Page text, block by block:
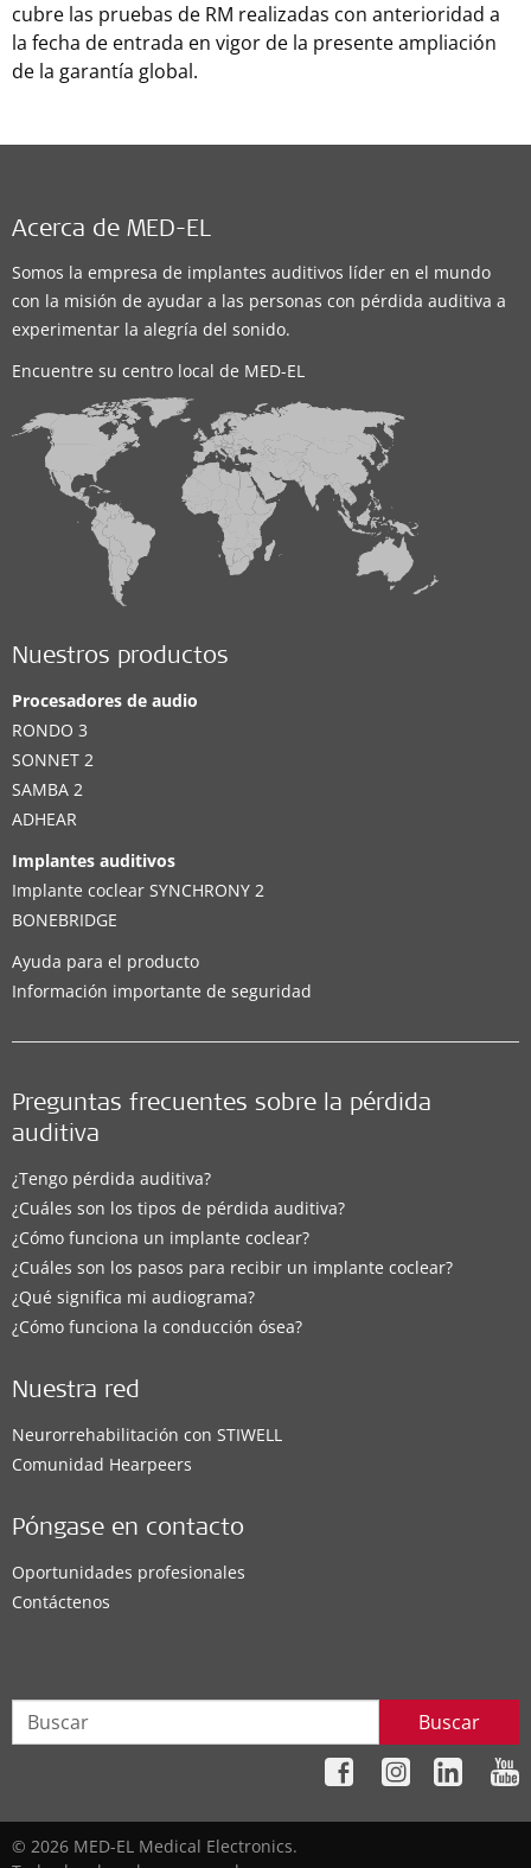
cubre las pruebas de RM realizadas con anterioridad a
la fecha de entrada en vigor de la presente ampliación
de la garantía global.
Acerca de MED-EL
Somos la empresa de implantes auditivos líder en el mundo
con la misión de ayudar a las personas con pérdida auditiva a
experimentar la alegría del sonido.
Encuentre su centro local de MED-EL
Nuestros productos
Procesadores de audio
RONDO 3
SONNET 2
SAMBA 2
ADHEAR
Implantes auditivos
Implante coclear SYNCHRONY 2
BONEBRIDGE
Ayuda para el producto
Información importante de seguridad
Preguntas frecuentes sobre la pérdida
auditiva
¿Tengo pérdida auditiva?
¿Cuáles son los tipos de pérdida auditiva?
¿Cómo funciona un implante coclear?
¿Cuáles son los pasos para recibir un implante coclear?
¿Qué significa mi audiograma?
¿Cómo funciona la conducción ósea?
Nuestra red
Neurorrehabilitación con STIWELL
Comunidad Hearpeers
Póngase en contacto
Oportunidades profesionales
Contáctenos
Buscar
© 2026 MED-EL Medical Electronics.